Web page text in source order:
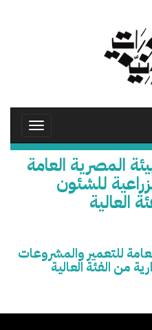
Toggle
المصرية العامة
للشئون
العالية
للتعمير والمشروعات
من الفئة العالية